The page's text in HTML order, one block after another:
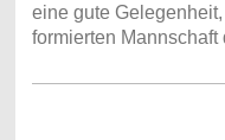
eine gute
formierten